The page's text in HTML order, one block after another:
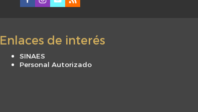
Enlaces de interés
SINAES
Personal Autorizado